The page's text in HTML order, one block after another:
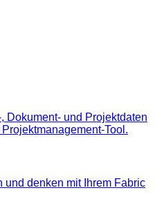
Dokument- und Projektdaten
Tool.
und denken mit Ihrem Fabric